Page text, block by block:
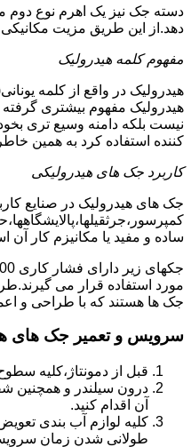
دسته جک نیز یک اهرم نوع دوم
دهد.از این طریق مزیت
مفهوم کلمه هیدرولیک
هیدرولیک در واقع از کلمه
هیدرولیک مفهوم بیشتری
نیست بلکه دامنه وسیع تری
کننده استفاده کرد به همین
کاربرد جک های هیدرولیکی
جک های هیدرولیک در صنایع
ساده و مفید یا مکانیزم کار آن
مورد استفاده قرار می
جک ها هستند که با طراحی و
سرویس و تعمیر جک های
قبل از دمونتاژ،کلیه
درون سیلندر و
آن اقدام کنید.
کلیه لوازم آب بندی
طولانی شدن زمان